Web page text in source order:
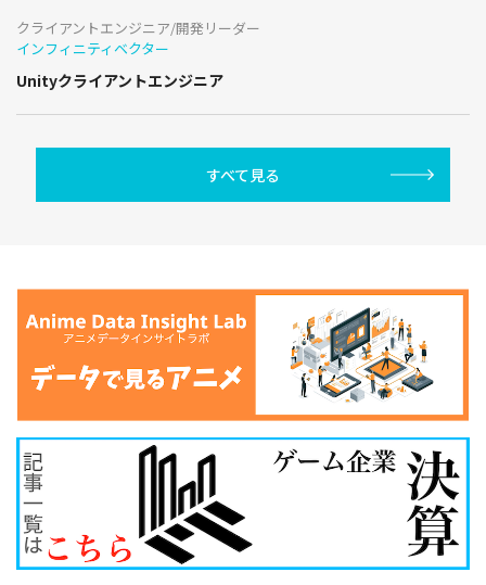
クライアントエンジニア/開発リーダー
インフィニティベクター
Unityクライアントエンジニア
すべて見る